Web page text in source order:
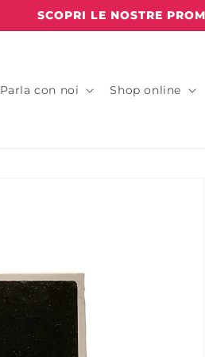
SCOPRI LE NOSTRE
Parla con noi Shop online